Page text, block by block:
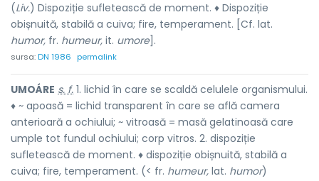
(Liv.) Dispoziție sufletească de moment. ♦ Dispoziție
obișnuită, stabilă a cuiva; fire, temperament. [Cf. lat.
humor, fr. humeur, it. umore].
sursa:DN 1986 permalink
UMOÁRE s. f. 1. lichid în care se scaldă celulele organismului.
♦ ~ apoasă = lichid transparent în care se află camera
anterioară a ochiului; ~ vitroasă = masă gelatinoasă care
umple tot fundul ochiului; corp vitros. 2. dispoziție
sufletească de moment. ♦ dispoziție obișnuită, stabilă a
cuiva; fire, temperament. (< fr. humeur, lat. humor)